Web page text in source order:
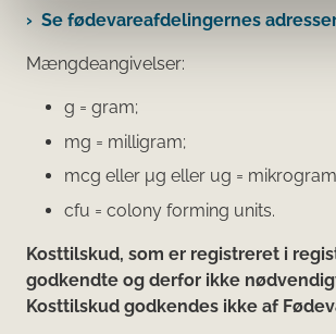
Se fødevareafdelingernes
Mængdeangivelser:
g = gram;
mg = milligram;
mcg eller μg eller ug =
cfu = colony forming units.
Kosttilskud, som er registreret i
godkendte og derfor ikke
Kosttilskud godkendes ikke af